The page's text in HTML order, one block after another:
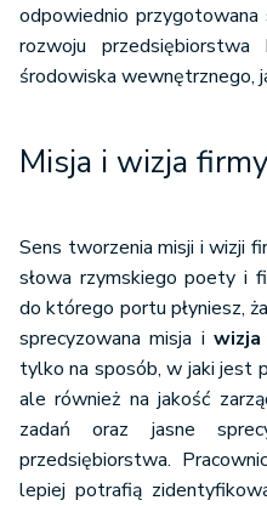
odpowiednio
rozwoju
środowiska wewnętrznego,
Misja i wizja firmy
Sens tworzenia misji i wizji
słowa rzymskiego poety i
do którego portu płyniesz,
sprecyzowana misja i
tylko na sposób, w jaki jest
ale również na jakość
zadań oraz jasne
przedsiębiorstwa.
lepiej potrafią